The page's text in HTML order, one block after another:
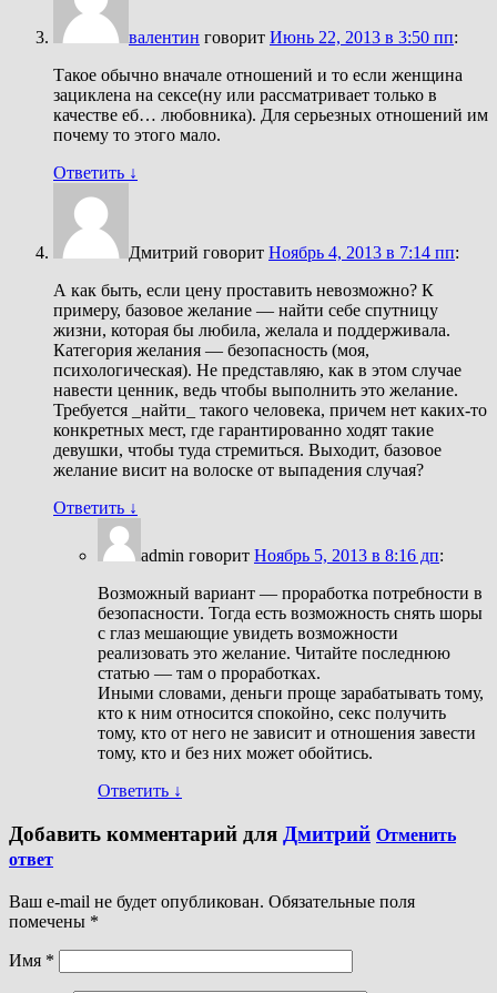
валентин говорит Июнь 22, 2013 в 3:50 пп:
Такое обычно вначале отношений и то если женщина
зациклена на сексе(ну или рассматривает только в
качестве еб… любовника). Для серьезных отношений им
почему то этого мало.
Ответить ↓
Дмитрий говорит Ноябрь 4, 2013 в 7:14 пп:
А как быть, если цену проставить невозможно? К
примеру, базовое желание — найти себе спутницу
жизни, которая бы любила, желала и поддерживала.
Категория желания — безопасность (моя,
психологическая). Не представляю, как в этом случае
навести ценник, ведь чтобы выполнить это желание.
Требуется _найти_ такого человека, причем нет каких-то
конкретных мест, где гарантированно ходят такие
девушки, чтобы туда стремиться. Выходит, базовое
желание висит на волоске от выпадения случая?
Ответить ↓
admin говорит Ноябрь 5, 2013 в 8:16 дп:
Возможный вариант — проработка потребности в
безопасности. Тогда есть возможность снять шоры
с глаз мешающие увидеть возможности
реализовать это желание. Читайте последнюю
статью — там о проработках.
Иными словами, деньги проще зарабатывать тому,
кто к ним относится спокойно, секс получить
тому, кто от него не зависит и отношения завести
тому, кто и без них может обойтись.
Ответить ↓
Добавить комментарий для Дмитрий Отменить
ответ
Ваш e-mail не будет опубликован. Обязательные поля
помечены *
Имя *